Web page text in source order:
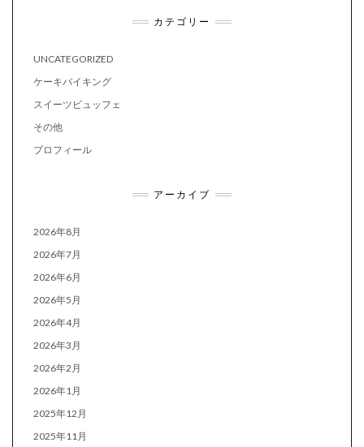
カテゴリー
UNCATEGORIZED
ケーキバイキング
スイーツビュッフェ
その他
プロフィール
アーカイブ
2026年8月
2026年7月
2026年6月
2026年5月
2026年4月
2026年3月
2026年2月
2026年1月
2025年12月
2025年11月